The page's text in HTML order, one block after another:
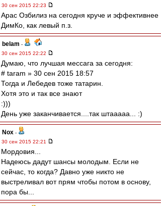
30 сен 2015 22:23
Арас Озбилиз на сегодня круче и эффективнее
ДимКо, как левый п.з.
belam -
30 сен 2015 22:22
Думаю, что лучшая мессага за сегодня:
# taram » 30 сен 2015 18:57
Тогда и Лебедев тоже татарин.
Хотя это и так все знают
:)))
День уже заканчивается....так штааааа... :)
Nox -
30 сен 2015 22:21
Мордовия...
Надеюсь дадут шансы молодым. Если не
сейчас, то когда? Давно уже никто не
выстреливал вот прям чтобы потом в основу,
пора бы...